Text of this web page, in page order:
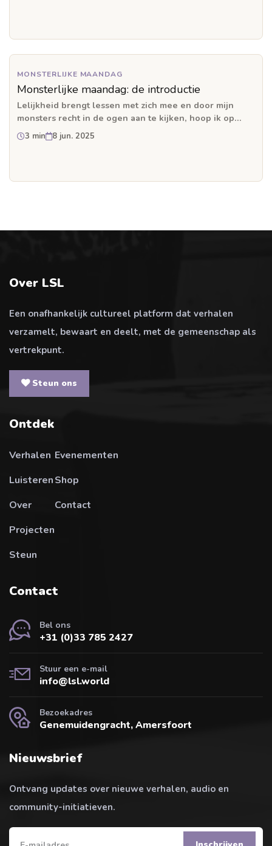
MONSTERLIJKE MAANDAG
Monsterlijke maandag: de introductie
Lelijkheid brengt lessen met zich mee en door mijn
monsters recht in de ogen aan te kijken, hoop ik op
meer inzicht.
3 min 8 jun. 2025
Over LSL
Een onafhankelijk cultureel platform dat verhalen
verzamelt, bewaart en deelt, met de gemeenschap als
vertrekpunt.
Steun ons
Ontdek
Verhalen
Luisteren
Over
Projecten
Steun
Evenementen
Shop
Contact
Contact
Bel ons
+31 (0)33 785 2427
Stuur een e-mail
info@lsl.world
Bezoekadres
Genemuidengracht, Amersfoort
Nieuwsbrief
Ontvang updates over nieuwe verhalen, audio en
community-initiatieven.